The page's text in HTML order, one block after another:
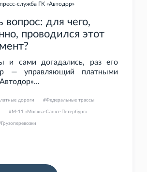
служба ГК «Автодор»
вопрос: для чего,
проводился этот
и сами догадались, раз его
— управляющий платными
дороги Федеральные трассы
М-11 «Москва-Санкт-Петербург»
Грузоперевозки